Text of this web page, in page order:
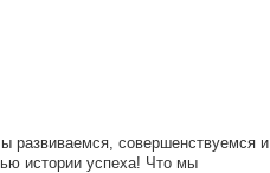
развиваемся, совершенствуемся и
истории успеха! Что мы